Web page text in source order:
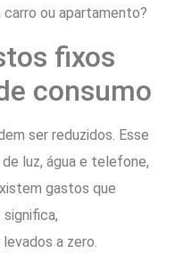
ou apartamento?
fixos
consumo
ser reduzidos. Esse
luz, água e telefone,
gastos que
a zero.